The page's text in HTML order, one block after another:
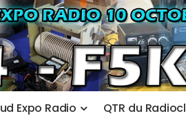
ud Expo Radio QTR du Radiocl